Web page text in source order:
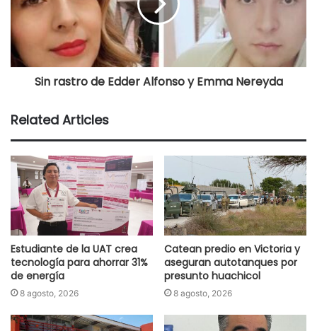
Sin rastro de Edder Alfonso y Emma Nereyda
Related Articles
Estudiante de la UAT crea
tecnología para ahorrar 31%
de energía
8 agosto, 2026
Catean predio en Victoria y
aseguran autotanques por
presunto huachicol
8 agosto, 2026